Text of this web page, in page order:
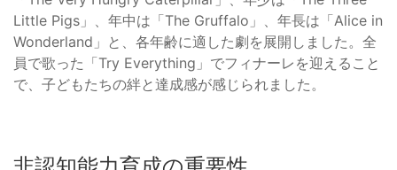
Little Pigs」、年中は「The Gruffalo」、年長は「Alice in
Wonderland」と、各年齢に適した劇を展開しました。全
員で歌った「Try Everything」でフィナーレを迎えること
で、子どもたちの絆と達成感が感じられました。